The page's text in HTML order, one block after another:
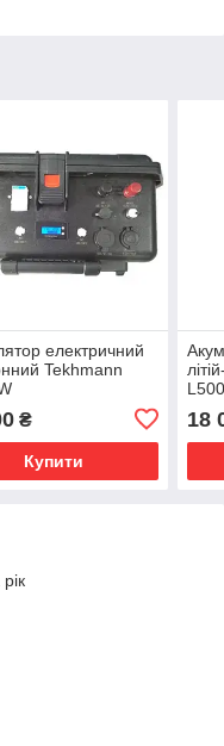
електричний
Tekhmann
₴
Купити
18